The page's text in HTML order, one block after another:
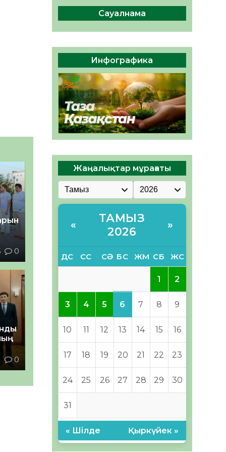
0
0
04.08.2026 50 0
Құрылтай: Қызылордада
1344 комиссия мүшесінің
04.08.2026
41 0
ҚҰРЫЛТАЙ САЙЛАУЫ – ЕЛ
БІРЛІГІ МЕН АЗАМАТТЫҚ
ЖАУАПКЕРШІЛІКТІҢ
КӨРІНІСІ
04.08.2026 53 0
Сауалнама
Инфографика
Жаңалықтар мұрағаты
«
ТАМЫЗ
2026
»
ДС СС СӘ БС ЖМ СБ ЖС
1 2
3 4 5 6 7 8 9
10 11 12 13 14 15 16
17 18 19 20 21 22 23
24 25 26 27 28 29 30
31
« Шілде Қыркүйек »